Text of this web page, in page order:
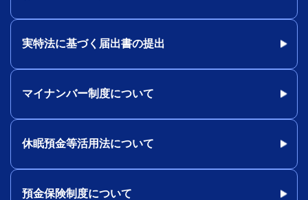
実特法に基づく届出書の提出
マイナンバー制度について
休眠預金等活用法について
預金保険制度について